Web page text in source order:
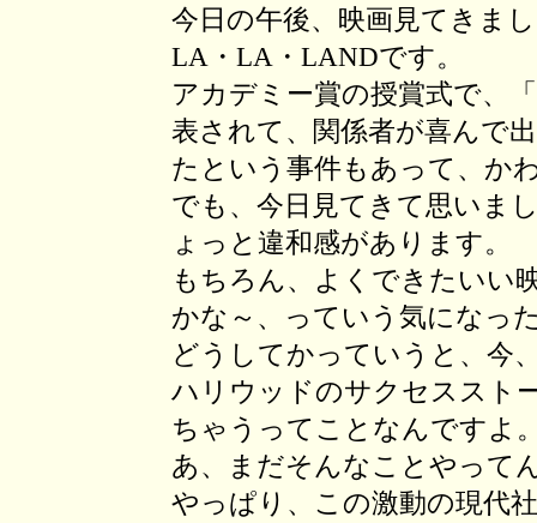
今日の午後、映画見てきま
LA・LA・LANDです。
アカデミー賞の授賞式で、
表されて、関係者が喜んで
たという事件もあって、か
でも、今日見てきて思いま
ょっと違和感があります。
もちろん、よくできたいい
かな～、っていう気になっ
どうしてかっていうと、今
ハリウッドのサクセススト
ちゃうってことなんですよ
あ、まだそんなことやって
やっぱり、この激動の現代